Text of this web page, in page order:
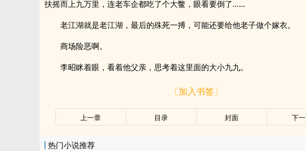
扶摇而上九万里，连老车企都吃了个大鳖，眼看要倒了……
老江湖就是老江湖，最后的殊死一搏，可能还要给他老子做个嫁衣。
商场险恶啊。
李昭眯着眼，看着他父亲，思考着这里面的大小九九。
〔加入书签〕
上一章 目录 封面 下
热门小说推荐